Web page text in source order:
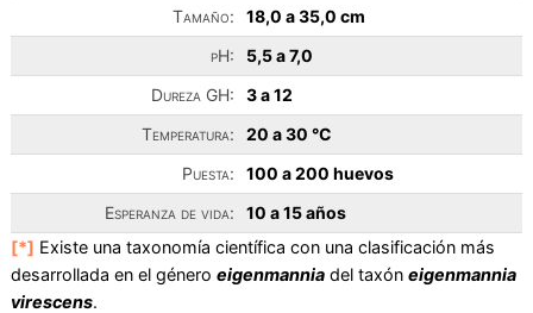
Tamaño:
18,0 a 35,0 cm
pH:
5,5 a 7,0
Dureza GH:
3 a 12
Temperatura:
20 a 30 °C
Puesta:
100 a 200 huevos
Esperanza de vida:
10 a 15 años
[*] Existe una taxonomía científica con una clasificación más
desarrollada en el género eigenmanniadel taxón eigenmannia
virescens.